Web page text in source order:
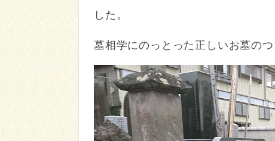
した。
墓相学にのっとった正しいお墓の